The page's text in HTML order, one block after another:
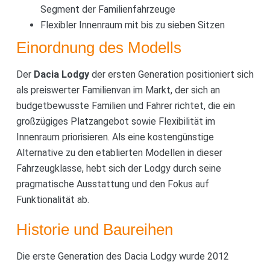
Segment der Familienfahrzeuge
Flexibler Innenraum mit bis zu sieben Sitzen
Einordnung des Modells
Der Dacia Lodgyder ersten Generation positioniert sich
als preiswerter Familienvan im Markt, der sich an
budgetbewusste Familien und Fahrer richtet, die ein
großzügiges Platzangebot sowie Flexibilität im
Innenraum priorisieren. Als eine kostengünstige
Alternative zu den etablierten Modellen in dieser
Fahrzeugklasse, hebt sich der Lodgy durch seine
pragmatische Ausstattung und den Fokus auf
Funktionalität ab.
Historie und Baureihen
Die erste Generation des Dacia Lodgy wurde 2012